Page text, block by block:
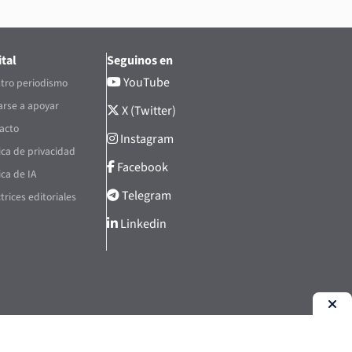
periodismo
a apoyar
de privacidad
de IA
editoriales
Seguinos en
YouTube
X (Twitter)
Instagram
Facebook
Telegram
Linkedin